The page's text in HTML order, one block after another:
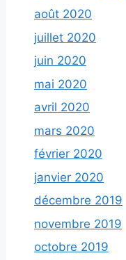
août 2020
juillet 2020
juin 2020
mai 2020
avril 2020
mars 2020
février 2020
janvier 2020
décembre 2019
novembre 2019
octobre 2019